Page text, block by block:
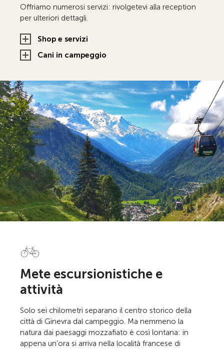
Offriamo numerosi servizi: rivolgetevi alla reception
per ulteriori dettagli.
Shop e servizi
Cani in campeggio
Mete escursionistiche e
attività
Solo sei chilometri separano il centro storico della
città di Ginevra dal campeggio. Ma nemmeno la
natura dai paesaggi mozzafiato è così lontana: in
appena un’ora si arriva nella località francese di